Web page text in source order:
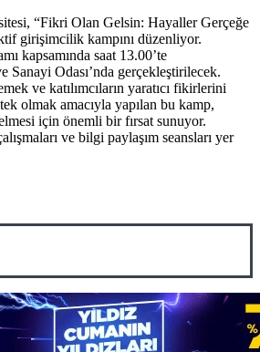
“Fikri Olan Gelsin: Hayaller Gerçeğe
girişimcilik kampını düzenliyor.
kapsamında saat 13.00’te
Sanayi Odası’nda gerçekleştirilecek.
ve katılımcıların yaratıcı fikirlerini
olmak amacıyla yapılan bu kamp,
için önemli bir fırsat sunuyor.
ve bilgi paylaşım seansları yer